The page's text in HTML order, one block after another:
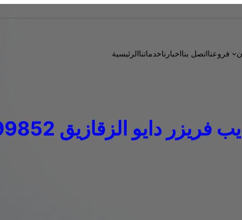
الرئيسيةخدماتنااخبارنااتصل بنافروعنا
دايو الزقازيق 01210999852